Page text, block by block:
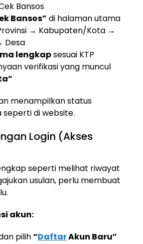
Bansos
Bansos” di halaman utama
→ Kabupaten/Kota →
Desa
lengkapsesuai KTP
verifikasi yang muncul
menampilkan status
di website.
Login (Akses
seperti melihat riwayat
usulan, perlu membuat
akun:
pilih“DaftarAkun Baru”